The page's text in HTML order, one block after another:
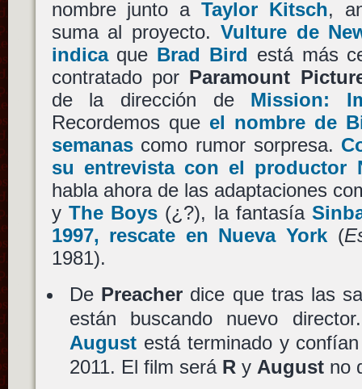
nombre junto aTaylor Kitsch,
suma al proyecto. Vulture de
indicaque Brad Bird está más
contratado por Paramount
de la dirección de Mission:
Recordemos que el nombre de
semanascomo rumor sorpresa.
su entrevista con el productor
habla ahora de las adaptaciones
y The Boys (¿?), la fantasía
1997, rescate en Nueva York (
1981).
De Preacher dice que tras las
están buscando nuevo
August está terminado y
2011. El film será R y August no